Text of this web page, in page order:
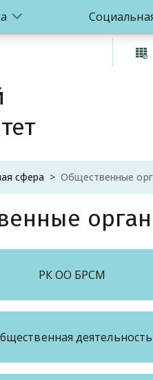
сфера Общественные
РК ОО БРСМ
деятельность